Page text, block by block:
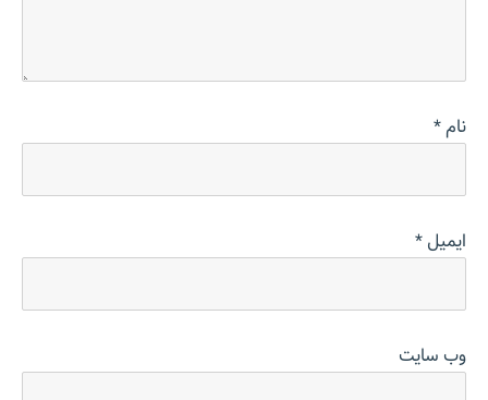
نام*
ایمیل*
وب‌ سایت